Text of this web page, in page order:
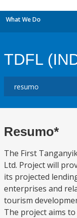
What We Do
TDFL
Resumo*
The First
Ltd. Project will
its projected
enterprises and
tourism
The project aims